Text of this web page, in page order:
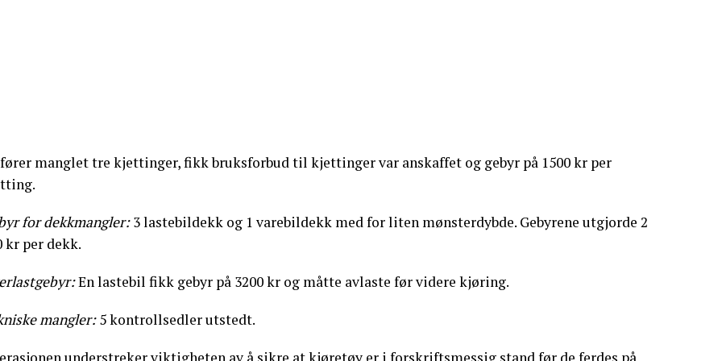
manglet tre kjettinger, fikk bruksforbud til kjettinger var anskaffet og gebyr på 1500 kr per
for dekkmangler:3 lastebildekk og 1 varebildekk med for liten mønsterdybde. Gebyrene utgjorde 2
kr per dekk.
En lastebil fikk gebyr på 3200 kr og måtte avlaste før videre kjøring.
mangler:5 kontrollsedler utstedt.
understreker viktigheten av å sikre at kjøretøy er i forskriftsmessig stand før de ferdes på